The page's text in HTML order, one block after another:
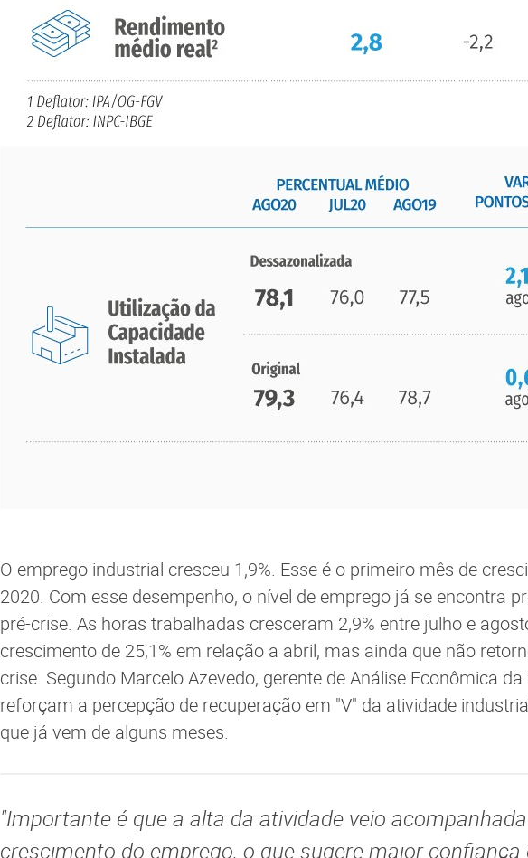
O emprego industrial cresceu 1,9%. Esse é o primeiro mês de
2020. Com esse desempenho, o nível de emprego já se encontra
pré-crise. As horas trabalhadas cresceram 2,9% entre julho e
crescimento de 25,1% em relação a abril, mas ainda que não
crise. Segundo Marcelo Azevedo, gerente de Análise Econômica
reforçam a percepção de recuperação em "V" da atividade
que já vem de alguns meses.
"Importante é que a alta da atividade veio
crescimento do emprego, o que sugere maior confiança